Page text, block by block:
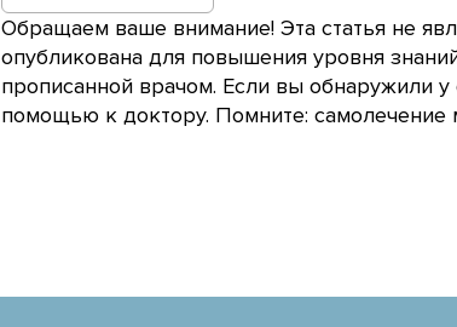
Обращаем ваше внимание! Эта статья не
опубликована для повышения уровня
прописанной врачом. Если вы обнаружили
помощью к доктору. Помните: самолечение